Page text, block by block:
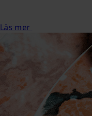
Läs mer